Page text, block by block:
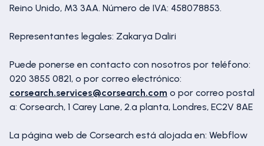
Reino Unido, M3 3AA. Número de IVA: 458078853.
Representantes legales: Zakarya Daliri
Puede ponerse en contacto con nosotros por teléfono:
020 3855 0821, o por correo electrónico:
corsearch.services@corsearch.com o por correo postal
a: Corsearch, 1 Carey Lane, 2.ª planta, Londres, EC2V 8AE
La página web de Corsearch está alojada en: Webflow